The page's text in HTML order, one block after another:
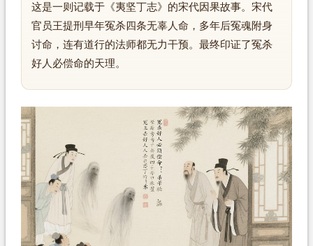
这是一则记载于《夷坚丁志》的宋代因果故事。宋代
官员王提刑早年冤杀四条无辜人命，多年后冤魂附身
讨命，连有道行的法师都无力干预。最终印证了冤杀
好人必偿命的天理。